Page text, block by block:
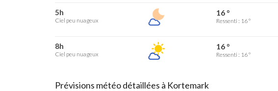
5h
Ciel peu nuageux
16 °
Ressenti : 16 °
8h
Ciel peu nuageux
16 °
Ressenti : 16 °
Prévisions météo détaillées à Kortemark